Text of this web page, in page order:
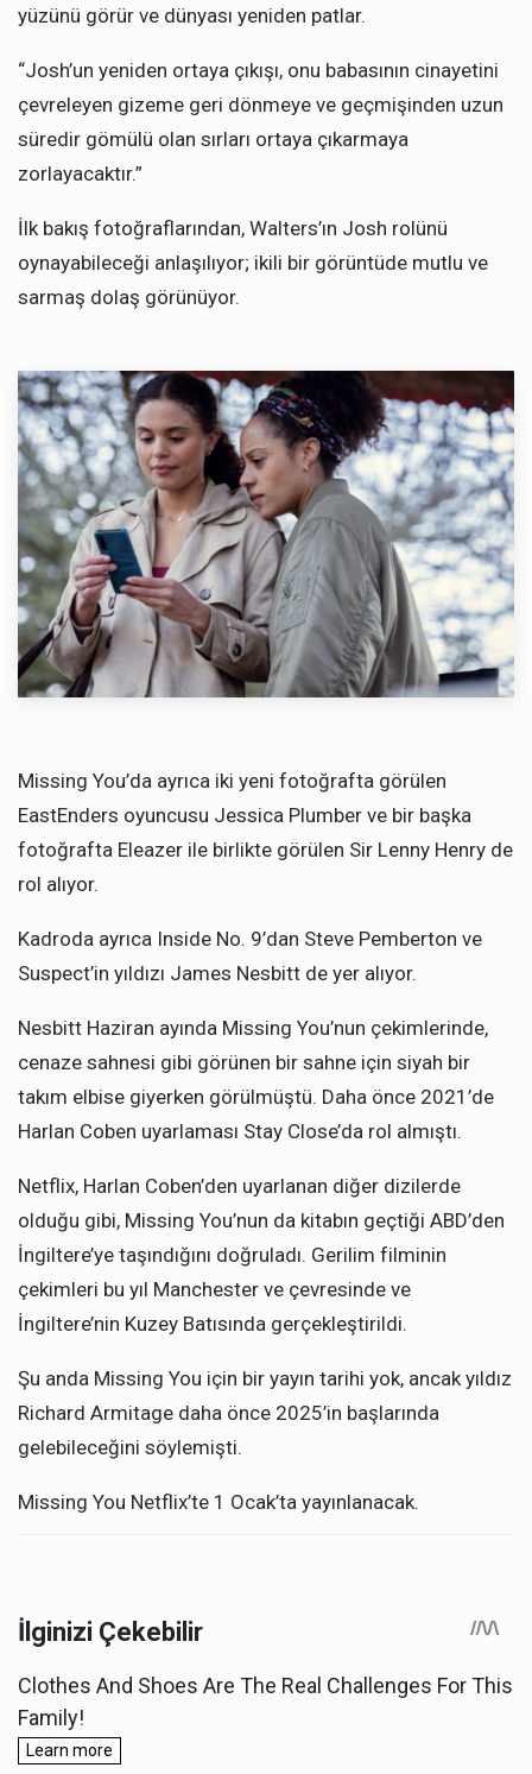
yüzünü görür ve dünyası yeniden patlar.
“Josh’un yeniden ortaya çıkışı, onu babasının cinayetini
çevreleyen gizeme geri dönmeye ve geçmişinden uzun
süredir gömülü olan sırları ortaya çıkarmaya
zorlayacaktır.”
İlk bakış fotoğraflarından, Walters’ın Josh rolünü
oynayabileceği anlaşılıyor; ikili bir görüntüde mutlu ve
sarmaş dolaş görünüyor.
Missing You’da ayrıca iki yeni fotoğrafta görülen
EastEnders oyuncusu Jessica Plumber ve bir başka
fotoğrafta Eleazer ile birlikte görülen Sir Lenny Henry de
rol alıyor.
Kadroda ayrıca Inside No. 9’dan Steve Pemberton ve
Suspect’in yıldızı James Nesbitt de yer alıyor.
Nesbitt Haziran ayında Missing You’nun çekimlerinde,
cenaze sahnesi gibi görünen bir sahne için siyah bir
takım elbise giyerken görülmüştü. Daha önce 2021’de
Harlan Coben uyarlaması Stay Close’da rol almıştı.
Netflix, Harlan Coben’den uyarlanan diğer dizilerde
olduğu gibi, Missing You’nun da kitabın geçtiği ABD’den
İngiltere’ye taşındığını doğruladı. Gerilim filminin
çekimleri bu yıl Manchester ve çevresinde ve
İngiltere’nin Kuzey Batısında gerçekleştirildi.
Şu anda Missing You için bir yayın tarihi yok, ancak yıldız
Richard Armitage daha önce 2025’in başlarında
gelebileceğini söylemişti.
Missing You Netflix’te 1 Ocak’ta yayınlanacak.